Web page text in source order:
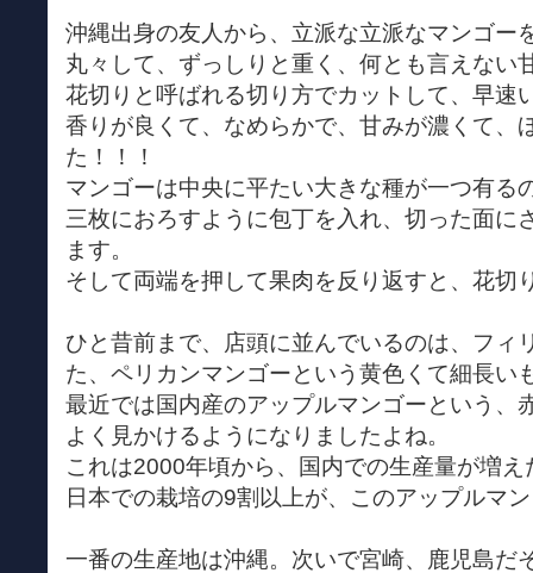
沖縄出身の友人から、立派な立派なマンゴー
丸々して、ずっしりと重く、何とも言えない
花切りと呼ばれる切り方でカットして、早速
香りが良くて、なめらかで、甘みが濃くて、
た！！！
マンゴーは中央に平たい大きな種が一つ有る
三枚におろすように包丁を入れ、切った面に
ます。
そして両端を押して果肉を反り返すと、花切
ひと昔前まで、店頭に並んでいるのは、フィ
た、ペリカンマンゴーという黄色くて細長い
最近では国内産のアップルマンゴーという、
よく見かけるようになりましたよね。
これは2000年頃から、国内での生産量が増え
日本での栽培の9割以上が、このアップルマ
一番の生産地は沖縄。次いで宮崎、鹿児島だ